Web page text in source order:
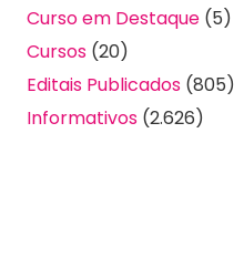
Curso em Destaque (5)
Cursos (20)
Editais Publicados (805)
Informativos (2.626)